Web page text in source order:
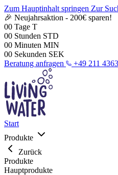
Zum Hauptinhalt springen Zur
🎉 Neujahrsaktion - 200€ sparen!
00 Tage T
00 Stunden STD
00 Minuten MIN
00 Sekunden SEK
Beratung anfragen
+49 211
Start
Produkte
Zurück
Produkte
Hauptprodukte